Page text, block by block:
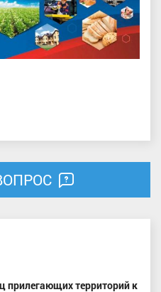
прилегающих территорий к